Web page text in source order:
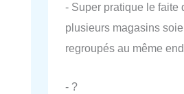
- Super pratique le faite
plusieurs magasins
regroupés au même
- ?